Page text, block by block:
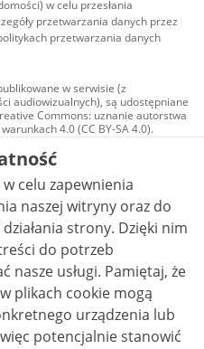
w celu przesłania
przetwarzania danych przez
przetwarzania danych
w serwisie (z
audiowizualnych), są udostępniane
Commons: uznanie autorstwa
4.0 (CC BY-SA 4.0).
w tym zdjęcia, materiały
na licencji typu
uznanie autorstwa użycie
utworów zależnych 4.0 (CC BY-
jest to stwierdzone inaczej.
celu zapewnienia
naszej witryny oraz do
strony. Dzięki nim
do potrzeb
Pamiętaj, że
plikach cookie mogą
urządzenia lub
potencjalnie stanowić